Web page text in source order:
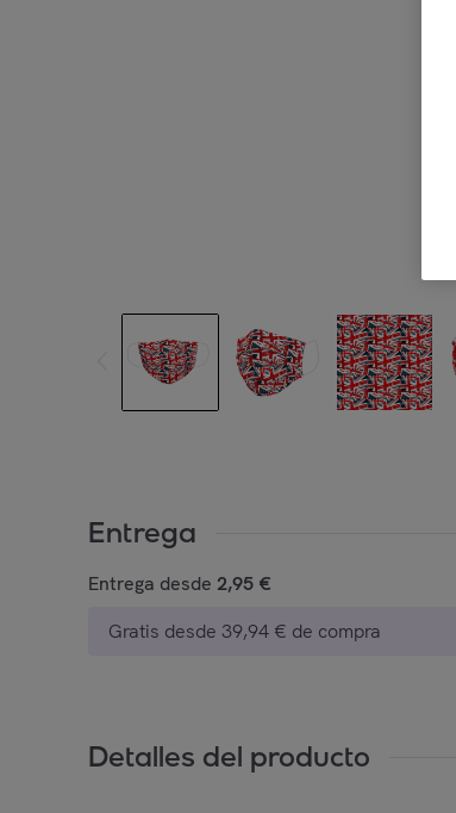
Entrega
Entrega desde 2,95 €
Gratis desde 39,94 € de compra
Detalles del producto